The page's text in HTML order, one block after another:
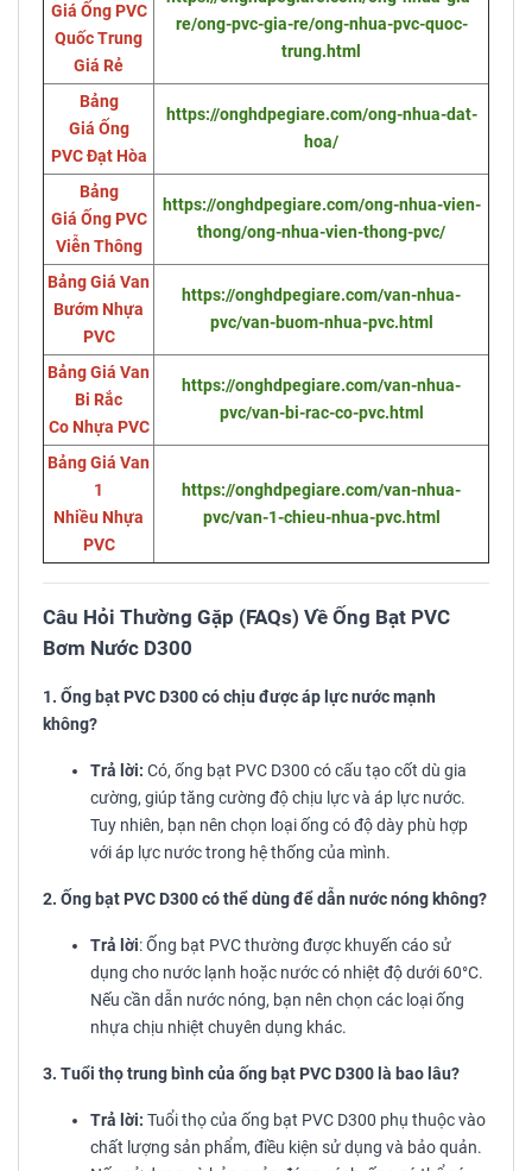
Giá Ống PVC
Quốc Trung
Giá Rẻ
re/ong-pvc-gia-re/ong-nhua-pvc-quoc-
trung.html
Bảng
Giá Ống
PVC Đạt Hòa
https://onghdpegiare.com/ong-nhua-dat-
hoa/
Bảng
Giá Ống PVC
Viễn Thông
https://onghdpegiare.com/ong-nhua-vien-
thong/ong-nhua-vien-thong-pvc/
Bảng Giá Van
Bướm Nhựa
PVC
https://onghdpegiare.com/van-nhua-
pvc/van-buom-nhua-pvc.html
Bảng Giá Van
Bi Rắc
Co Nhựa PVC
https://onghdpegiare.com/van-nhua-
pvc/van-bi-rac-co-pvc.html
Bảng Giá Van
1
Nhiều Nhựa
PVC
https://onghdpegiare.com/van-nhua-
pvc/van-1-chieu-nhua-pvc.html
Câu Hỏi Thường Gặp (FAQs) Về Ống Bạt PVC
Bơm Nước D300
1. Ống bạt PVC D300 có chịu được áp lực nước mạnh
không?
Trả lời: Có, ống bạt PVC D300 có cấu tạo cốt dù gia
cường, giúp tăng cường độ chịu lực và áp lực nước.
Tuy nhiên, bạn nên chọn loại ống có độ dày phù hợp
với áp lực nước trong hệ thống của mình.
2. Ống bạt PVC D300 có thể dùng để dẫn nước nóng không?
Trả lời: Ống bạt PVC thường được khuyến cáo sử
dụng cho nước lạnh hoặc nước có nhiệt độ dưới 60°C.
Nếu cần dẫn nước nóng, bạn nên chọn các loại ống
nhựa chịu nhiệt chuyên dụng khác.
3. Tuổi thọ trung bình của ống bạt PVC D300 là bao lâu?
Trả lời: Tuổi thọ của ống bạt PVC D300 phụ thuộc vào
chất lượng sản phẩm, điều kiện sử dụng và bảo quản.